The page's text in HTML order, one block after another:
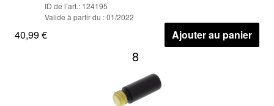
ID de l’art.: 124195
Valide à partir du : 01/2022
40,99 € Ajouter au panier
8